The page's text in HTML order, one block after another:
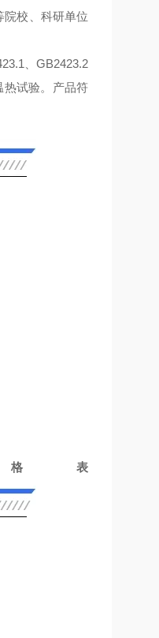
院校、科研单位
、GB2423.2
热试验。产品符
表